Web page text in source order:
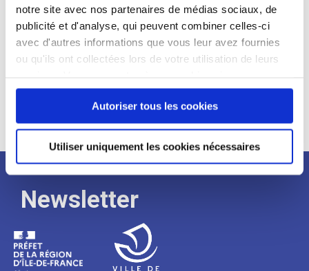
notre site avec nos partenaires de médias sociaux, de
publicité et d'analyse, qui peuvent combiner celles-ci
avec d'autres informations que vous leur avez fournies
ou qu'ils ont collectées lors de votre utilisation de leurs
continuez à utiliser notre site Web.
Autoriser tous les cookies
Utiliser uniquement les cookies nécessaires
Processus
de
recrutement
Newsletter